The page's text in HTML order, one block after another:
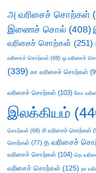
அ வரிசைச் சொற்கள்
இணைச் சொல் (408)
வரிசைச் சொற்கள் (251)
வரிசைச் சொற்கள் (69) ஒ வரிசைச்
(339) கா வரிசைச் சொற்கள்
வரிசைச் சொற்கள் (103) கோ
இலக்கியம்
சொற்கள் (68) சி வரிசைச் சொற்கள்
சொற்கள் (77) த வரிசைச்
வரிசைச் சொற்கள் (104) தெ
வரிசைச் சொற்கள் (125) நா